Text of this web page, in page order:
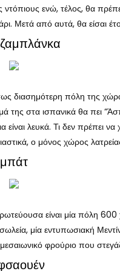
ντόπιους ενώ, τέλος, θα
Μετά από αυτά, θα είσαι
διασημότερη πόλη της
της στα ισπανικά θα πει
είναι λευκά. Τι δεν πρέπει
ο μόνος χώρος
είναι μία πόλη 600
μία εντυπωσιακή
φρούριο που